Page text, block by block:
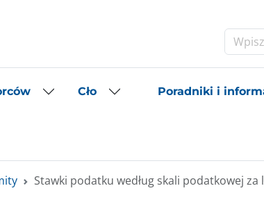
Cło Poradniki i
Stawki podatku według skali podatkowej